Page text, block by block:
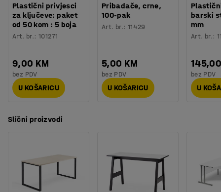
Plastični privjesci
za ključeve: paket
od 50 kom : 5 boja
Art. br.:101271
9,00 KM
bez PDV
U KOŠARICU
Pribadače, crne,
100-pak
Art. br.: 11429
5,00 KM
bez PDV
U KOŠARICU
barski
mm
Art. br.:
bez PDV
U
Slični proizvodi